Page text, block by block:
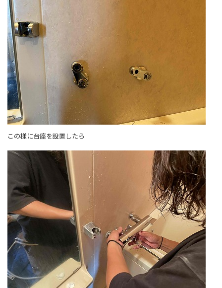
この様に台座を設置したら